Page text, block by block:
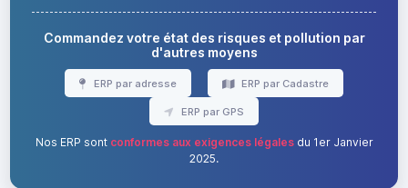
Commandez votre état des risques et pollution par
d'autres moyens
ERP par adresse ERP par Cadastre
ERP par GPS
Nos ERP sont conformes aux exigences légalesdu 1er Janvier
2025.